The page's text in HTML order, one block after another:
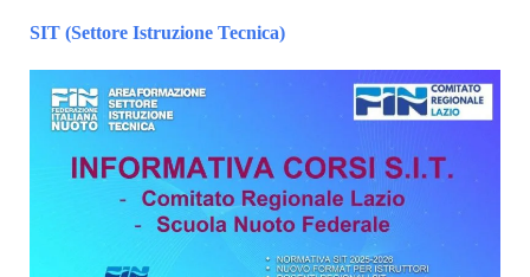
SIT (Settore Istruzione Tecnica)